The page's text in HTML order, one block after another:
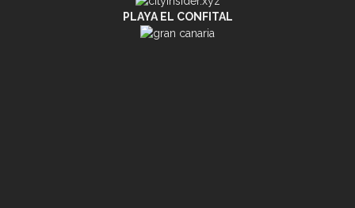
PLAYA EL CONFITAL